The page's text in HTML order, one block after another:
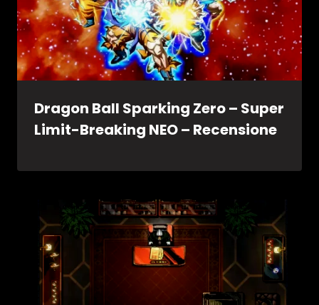
Dragon Ball Sparking Zero – Super
Limit-Breaking NEO – Recensione